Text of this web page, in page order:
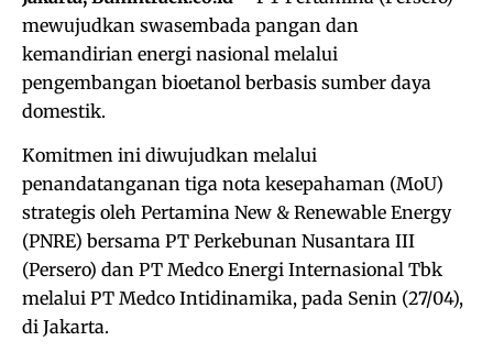
mewujudkan swasembada pangan dan
kemandirian energi nasional melalui
pengembangan bioetanol berbasis sumber daya
domestik.
Komitmen ini diwujudkan melalui
penandatanganan tiga nota kesepahaman (MoU)
strategis oleh Pertamina New & Renewable Energy
(PNRE) bersama PT Perkebunan Nusantara III
(Persero) dan PT Medco Energi Internasional Tbk
melalui PT Medco Intidinamika, pada Senin (27/04),
di Jakarta.